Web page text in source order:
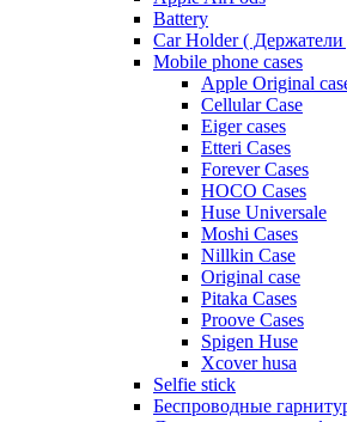
Battery
Car Holder ( Держатели
Mobile phone cases
Apple Original
Cellular Case
Eiger cases
Etteri Cases
Forever Cases
HOCO Cases
Huse Universale
Moshi Cases
Nillkin Case
Original case
Pitaka Cases
Proove Cases
Spigen Huse
Xcover husa
Selfie stick
Беспроводные